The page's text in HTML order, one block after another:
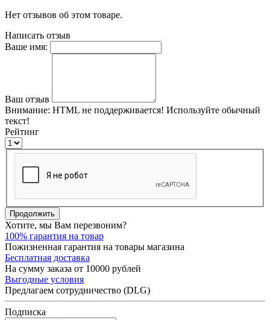
Нет отзывов об этом товаре.
Написать отзыв
Ваше имя:
Ваш отзыв
Внимание: HTML не поддерживается! Используйте обычный
текст!
Рейтинг
Продолжить
Хотите, мы Вам перезвоним?
100% гарантия на товар
Пожизненная гарантия на товары магазина
Бесплатная доставка
На сумму заказа от 10000 рублей
Выгодные условия
Предлагаем сотрудничество (DLG)
Подписка